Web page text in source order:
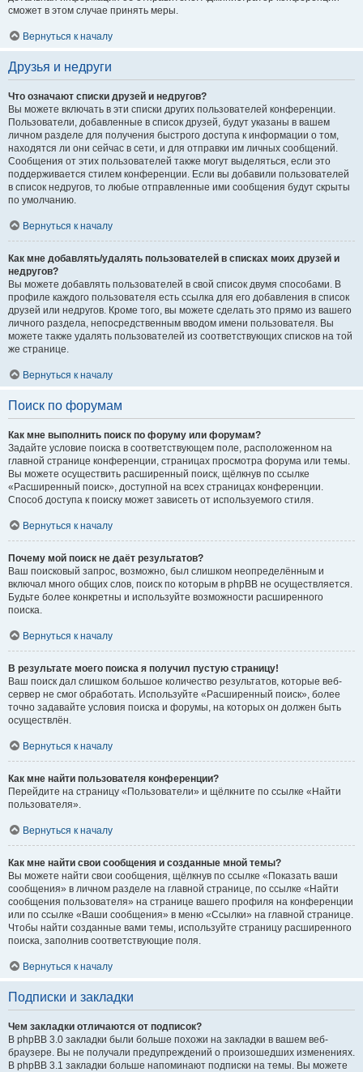
сможет в этом случае принять меры.
Вернуться к началу
Друзья и недруги
Что означают списки друзей и недругов?
Вы можете включать в эти списки других пользователей конференции.
Пользователи, добавленные в список друзей, будут указаны в вашем
личном разделе для получения быстрого доступа к информации о том,
находятся ли они сейчас в сети, и для отправки им личных сообщений.
Сообщения от этих пользователей также могут выделяться, если это
поддерживается стилем конференции. Если вы добавили пользователей
в список недругов, то любые отправленные ими сообщения будут скрыты
по умолчанию.
Вернуться к началу
Как мне добавлять/удалять пользователей в списках моих друзей и
недругов?
Вы можете добавлять пользователей в свой список двумя способами. В
профиле каждого пользователя есть ссылка для его добавления в список
друзей или недругов. Кроме того, вы можете сделать это прямо из вашего
личного раздела, непосредственным вводом имени пользователя. Вы
можете также удалять пользователей из соответствующих списков на той
же странице.
Вернуться к началу
Поиск по форумам
Как мне выполнить поиск по форуму или форумам?
Задайте условие поиска в соответствующем поле, расположенном на
главной странице конференции, страницах просмотра форума или темы.
Вы можете осуществить расширенный поиск, щёлкнув по ссылке
«Расширенный поиск», доступной на всех страницах конференции.
Способ доступа к поиску может зависеть от используемого стиля.
Вернуться к началу
Почему мой поиск не даёт результатов?
Ваш поисковый запрос, возможно, был слишком неопределённым и
включал много общих слов, поиск по которым в phpBB не осуществляется.
Будьте более конкретны и используйте возможности расширенного
поиска.
Вернуться к началу
В результате моего поиска я получил пустую страницу!
Ваш поиск дал слишком большое количество результатов, которые веб-
сервер не смог обработать. Используйте «Расширенный поиск», более
точно задавайте условия поиска и форумы, на которых он должен быть
осуществлён.
Вернуться к началу
Как мне найти пользователя конференции?
Перейдите на страницу «Пользователи» и щёлкните по ссылке «Найти
пользователя».
Вернуться к началу
Как мне найти свои сообщения и созданные мной темы?
Вы можете найти свои сообщения, щёлкнув по ссылке «Показать ваши
сообщения» в личном разделе на главной странице, по ссылке «Найти
сообщения пользователя» на странице вашего профиля на конференции
или по ссылке «Ваши сообщения» в меню «Ссылки» на главной странице.
Чтобы найти созданные вами темы, используйте страницу расширенного
поиска, заполнив соответствующие поля.
Вернуться к началу
Подписки и закладки
Чем закладки отличаются от подписок?
В phpBB 3.0 закладки были больше похожи на закладки в вашем веб-
браузере. Вы не получали предупреждений о произошедших изменениях.
В phpBB 3.1 закладки больше напоминают подписки на темы. Вы можете